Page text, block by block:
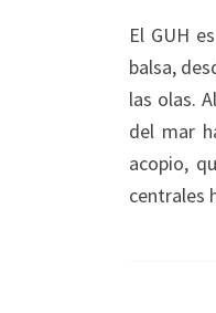
El GUH
balsa,
las olas.
del mar
acopio,
centrales